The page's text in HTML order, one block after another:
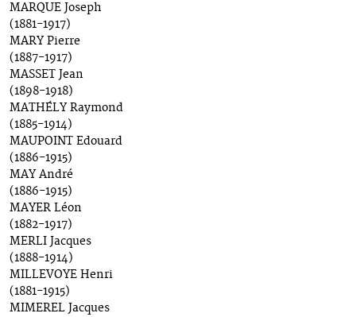
MARQUE Joseph
(1881-1917)
MARY Pierre
(1887-1917)
MASSET Jean
(1898-1918)
MATHÉLY Raymond
(1885-1914)
MAUPOINT Edouard
(1886-1915)
MAY André
(1886-1915)
MAYER Léon
(1882-1917)
MERLI Jacques
(1888-1914)
MILLEVOYE Henri
(1881-1915)
MIMEREL Jacques